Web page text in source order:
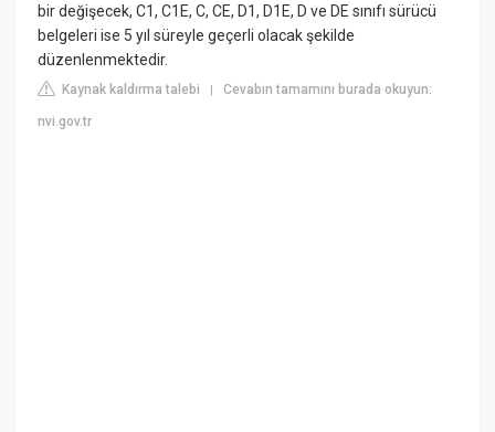
bir değişecek, C1, C1E, C, CE, D1, D1E, D ve DE sınıfı sürücü
belgeleri ise 5 yıl süreyle geçerli olacak şekilde
düzenlenmektedir.
Kaynak kaldırma talebi |Cevabın tamamını burada okuyun:
nvi.gov.tr